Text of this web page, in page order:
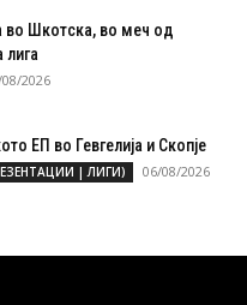
во Шкотска, во меч од
лига
2026
ЕП во Гевгелија и Скопје
| ЛИГИ) 06/08/2026